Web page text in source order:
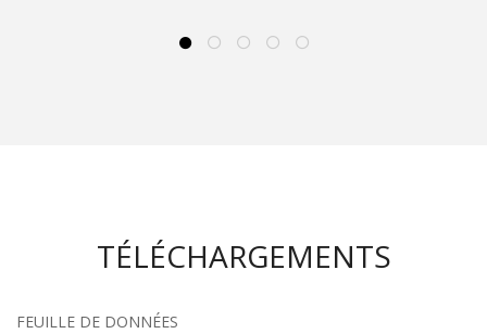
TÉLÉCHARGEMENTS
FEUILLE DE DONNÉES